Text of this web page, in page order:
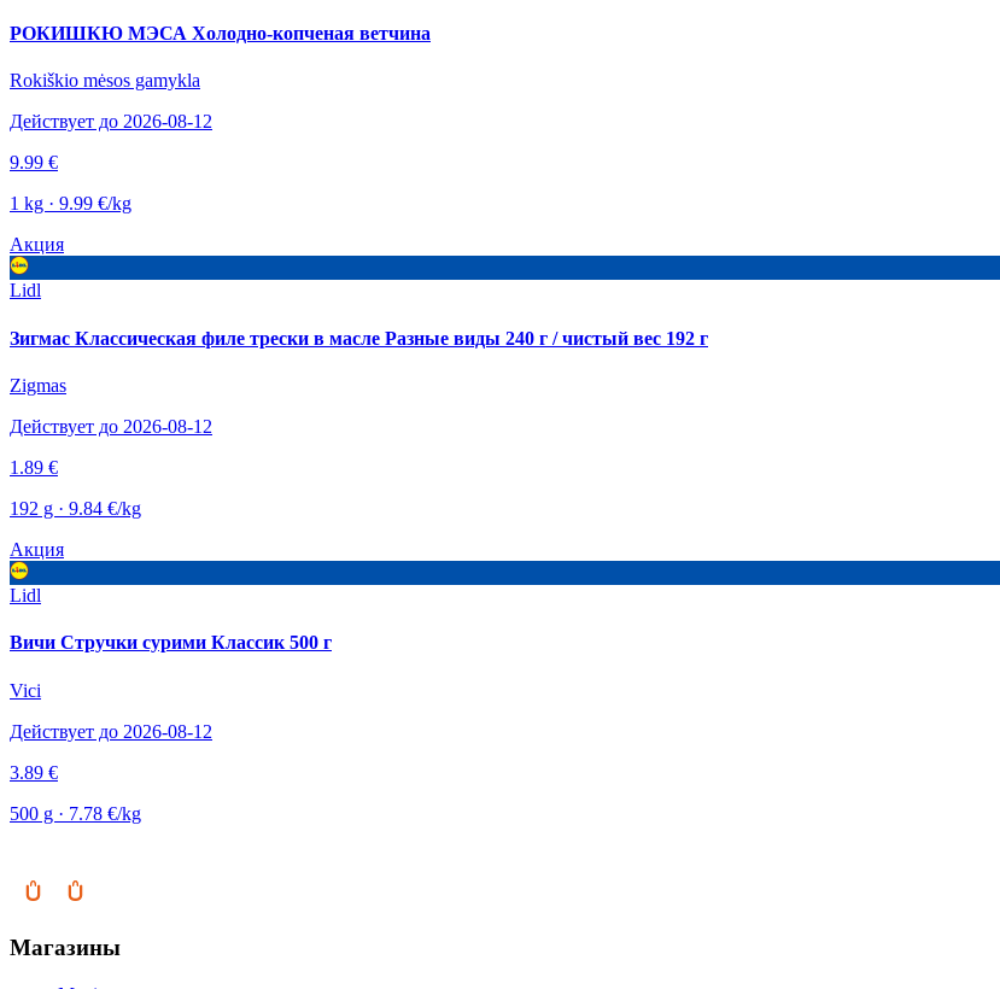
РОКИШКЮ МЭСА Холодно-копченая ветчина
Rokiškio mėsos gamykla
Действует до 2026-08-12
9.99 €
1 kg · 9.99 €/kg
Акция
Lidl
Зигмас Классическая филе трески в масле Разные виды 240 г / чистый вес 192 г
Zigmas
Действует до 2026-08-12
1.89 €
192 g · 9.84 €/kg
Акция
Lidl
Вичи Стручки сурими Классик 500 г
Vici
Действует до 2026-08-12
3.89 €
500 g · 7.78 €/kg
Магазины